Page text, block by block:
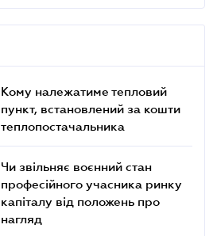
Кому належатиме тепловий
пункт, встановлений за кошти
теплопостачальника
Чи звільняє воєнний стан
професійного учасника ринку
капіталу від положень про
нагляд